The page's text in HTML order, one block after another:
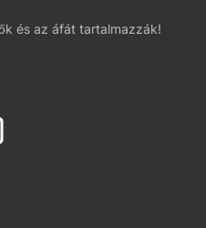
és az áfát tartalmazzák!